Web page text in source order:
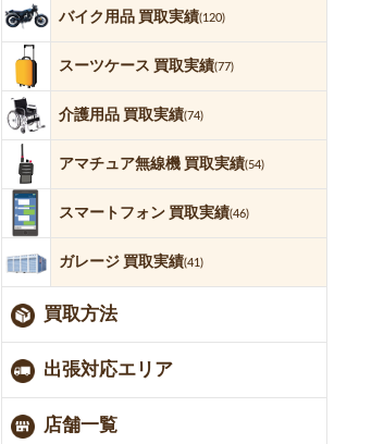
バイク用品 買取実績(120)
スーツケース 買取実績(77)
介護用品 買取実績(74)
アマチュア無線機 買取実績(54)
スマートフォン 買取実績(46)
ガレージ 買取実績(41)
買取方法
出張対応エリア
店舗一覧